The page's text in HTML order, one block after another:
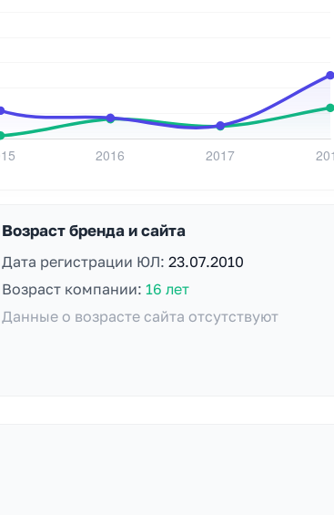
Возраст бренда и сайта
Дата регистрации ЮЛ: 23.07.2010
Возраст компании: 16 лет
Данные о возрасте сайта отсутствуют